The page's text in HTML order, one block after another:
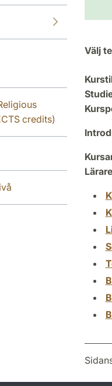
credits)
Välj